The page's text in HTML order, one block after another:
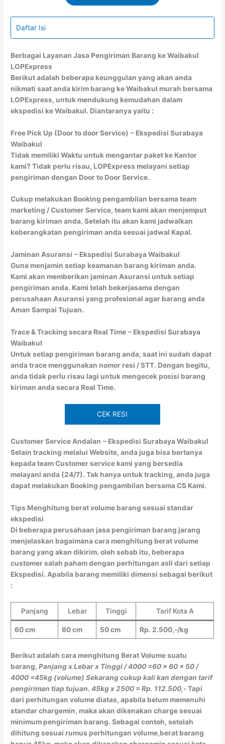
Daftar Isi
Berbagai Layanan Jasa Pengiriman Barang ke Waibakul
LOPExpress
Berikut adalah beberapa keunggulan yang akan anda
nikmati saat anda kirim barang ke Waibakul murah bersama
LOPExpress, untuk mendukung kemudahan dalam
ekspedisi ke Waibakul. Diantaranya yaitu :
Free Pick Up (Door to door Service) – Ekspedisi Surabaya
Waibakul
Tidak memiliki Waktu untuk mengantar paket ke Kantor
kami? Tidak perlu risau, LOPExpress melayani setiap
pengiriman dengan Door to Door Service.
Cukup melakukan Booking pengambilan bersama team
marketing / Customer Service, team kami akan menjemput
barang kiriman anda. Setelah itu akan kami jadwalkan
keberangkatan pengiriman anda sesuai jadwal Kapal.
Jaminan Asuransi – Ekspedisi Surabaya Waibakul
Guna menjamin setiap keamanan barang kiriman anda.
Kami akan memberikan jaminan Asuransi untuk setiap
pengiriman anda. Kami telah bekerjasama dengan
perusahaan Asuransi yang profesional agar barang anda
Aman Sampai Tujuan.
Trace & Tracking secara Real Time – Ekspedisi Surabaya
Waibakul
Untuk setiap pengiriman barang anda, saat ini sudah dapat
anda trace menggunakan nomor resi / STT. Dengan begitu,
anda tidak perlu risau lagi untuk mengecek posisi barang
kiriman anda secara Real Time.
CEK RESI
Customer Service Andalan – Ekspedisi Surabaya Waibakul
Selain tracking melalui Website, anda juga bisa bertanya
kepada team Customer service kami yang bersedia
melayani anda (24/7). Tak hanya untuk tracking, anda juga
dapat melakukan Booking pengambilan bersama CS Kami.
Tips Menghitung berat volume barang sesuai standar
ekspedisi
Di beberapa perusahaan jasa pengiriman barang jarang
menjelaskan bagaimana cara menghitung berat volume
barang yang akan dikirim. oleh sebab itu, beberapa
customer salah paham dengan perhitungan asli dari setiap
Ekspedisi. Apabila barang memiliki dimensi sebagai berikut
:
Panjang Lebar Tinggi Tarif Kota A
60 cm 60 cm 50 cm Rp. 2.500,-/kg
Berikut adalah cara menghitung Berat Volume suatu
barang,Panjang x Lebar x Tinggi / 4000 =60 x 60 x 50 /
4000 =45kg (volume) Sekarang cukup kali kan dengan tarif
pengiriman tiap tujuan. 45kg x 2500 = Rp. 112.500,-Tapi
dari perhitungan volume diatas, apabila belum memenuhi
standar chargemin, maka akan dikenakan charge sesuai
minimum pengiriman barang. Sebagai contoh, setelah
dihitung sesuai rumus perhitungan volume,berat barang